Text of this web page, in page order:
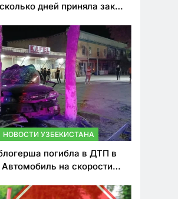
дней приняла закон
ПДД
НОВОСТИ УЗБЕКИСТАНА
погибла в ДТП в
на скорости